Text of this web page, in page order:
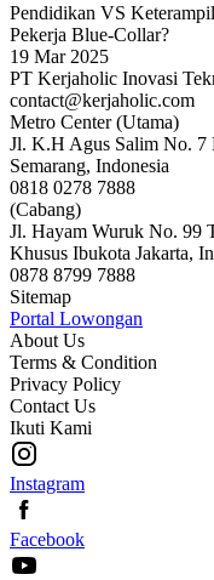
Pendidikan VS
Pekerja Blue-Collar?
19 Mar 2025
PT Kerjaholic Inovasi
contact@kerjaholic.com
Metro Center (Utama)
Jl. K.H Agus Salim No. 7
Semarang, Indonesia
0818 0278 7888
(Cabang)
Jl. Hayam Wuruk No. 99
Khusus Ibukota Jakarta,
0878 8799 7888
Sitemap
Portal Lowongan
About Us
Terms & Condition
Privacy Policy
Contact Us
Ikuti Kami
Instagram
Facebook